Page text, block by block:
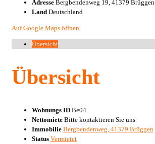
Adresse Bergbendenweg 19, 41379 Brüggen
Land Deutschland
Auf Google Maps öffnen
Übersicht
Übersicht
Wohnungs ID Be04
Nettomiete Bitte kontaktieren Sie uns
Immobilie Bergbendenweg, 41379 Brüggen
Status Vermietet